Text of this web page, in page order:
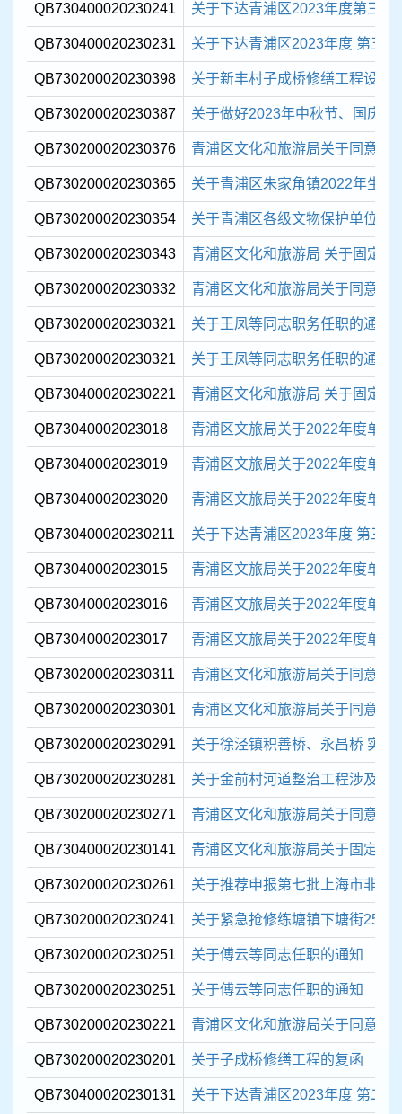
QB730400020230241 关于下达青浦区2023年度第三批
QB730400020230231 关于下达青浦区2023年度 第五
QB730200020230398 关于新丰村子成桥修缮工程设计
QB730200020230387 关于做好2023年中秋节、国庆
QB730200020230376 青浦区文化和旅游局关于同意成
QB730200020230365 关于青浦区朱家角镇2022年生
QB730200020230354 关于青浦区各级文物保护单位安
QB730200020230343 青浦区文化和旅游局 关于固定资
QB730200020230332 青浦区文化和旅游局关于同意 “
QB730200020230321 关于王凤等同志职务任职的通知
QB730200020230321 关于王凤等同志职务任职的通知
QB730400020230221 青浦区文化和旅游局 关于固定资
QB73040002023018 青浦区文旅局关于2022年度单位
QB73040002023019 青浦区文旅局关于2022年度单位
QB73040002023020 青浦区文旅局关于2022年度单位
QB730400020230211 关于下达青浦区2023年度 第三
QB73040002023015 青浦区文旅局关于2022年度单位
QB73040002023016 青浦区文旅局关于2022年度单位
QB73040002023017 青浦区文旅局关于2022年度单位
QB730200020230311 青浦区文化和旅游局关于同意注
QB730200020230301 青浦区文化和旅游局关于同意注
QB730200020230291 关于徐泾镇积善桥、永昌桥 实施
QB730200020230281 关于金前村河道整治工程涉及
QB730200020230271 青浦区文化和旅游局关于同意注
QB730400020230141 青浦区文化和旅游局关于固定资
QB730200020230261 关于推荐申报第七批上海市非物
QB730200020230241 关于紧急抢修练塘镇下塘街25号
QB730200020230251 关于傅云等同志任职的通知
QB730200020230251 关于傅云等同志任职的通知
QB730200020230221 青浦区文化和旅游局关于同意成
QB730200020230201 关于子成桥修缮工程的复函
QB730400020230131 关于下达青浦区2023年度 第二